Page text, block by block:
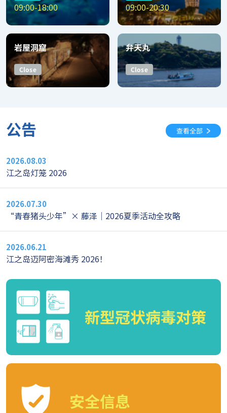
09:00-18:00 09:00-20:30
岩屋洞窟
Close
弁天丸
Close
公告 查看全部
2026.08.03
江之岛灯笼 2026
2026.07.30
“青春猪头少年”× 藤泽｜2026夏季活动全攻略
2026.06.21
江之岛迈阿密海滩秀 2026！
新型冠状病毒对策
安全信息